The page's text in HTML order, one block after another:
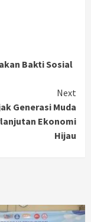
Bakti Sosial
Next
Generasi Muda
Ekonomi
Hijau